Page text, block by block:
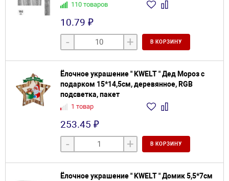
110 товаров
10.79 ₽
- + В КОРЗИНУ
Ёлочное украшение " KWELT " Дед Мороз с
подарком 15*14,5см, деревянное, RGB
подсветка, пакет
1 товар
253.45 ₽
- + В КОРЗИНУ
Ёлочное украшение " KWELT " Домик 5,5*7см